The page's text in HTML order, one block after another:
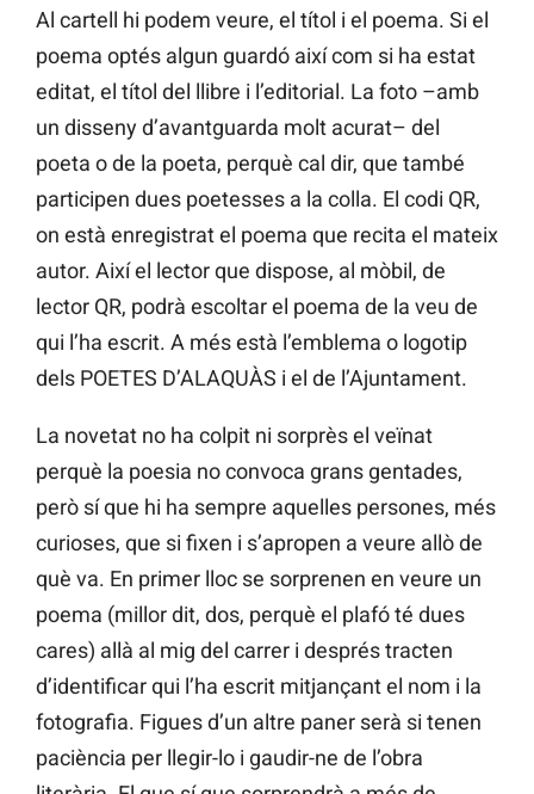
Al cartell hi podem veure, el títol i el poema. Si el
poema optés algun guardó així com si ha estat
editat, el títol del llibre i l’editorial. La foto –amb
un disseny d’avantguarda molt acurat– del
poeta o de la poeta, perquè cal dir, que també
participen dues poetesses a la colla. El codi QR,
on està enregistrat el poema que recita el mateix
autor. Així el lector que dispose, al mòbil, de
lector QR, podrà escoltar el poema de la veu de
qui l’ha escrit. A més està l’emblema o logotip
dels POETES D’ALAQUÀS i el de l’Ajuntament.
La novetat no ha colpit ni sorprès el veïnat
perquè la poesia no convoca grans gentades,
però sí que hi ha sempre aquelles persones, més
curioses, que si fixen i s’apropen a veure allò de
què va. En primer lloc se sorprenen en veure un
poema (millor dit, dos, perquè el plafó té dues
cares) allà al mig del carrer i després tracten
d’identificar qui l’ha escrit mitjançant el nom i la
fotografia. Figues d’un altre paner serà si tenen
paciència per llegir-lo i gaudir-ne de l’obra